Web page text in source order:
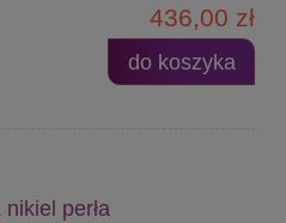
436,00 zł
do koszyka
perła